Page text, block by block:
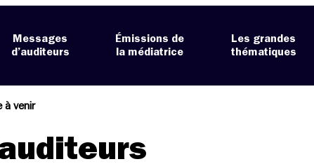
Messages
d’auditeurs
Émissions de
la médiatrice
Les grandes
thématiques
à venir